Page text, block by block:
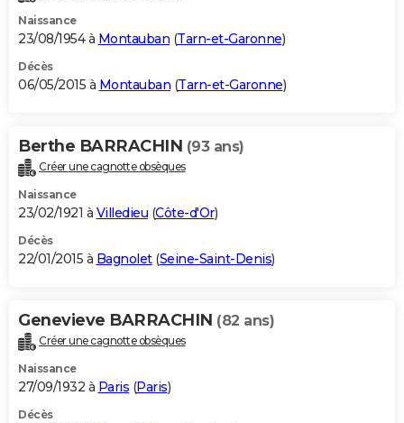
Naissance
23/08/1954 à Montauban (Tarn-et-Garonne)
Décès
06/05/2015 à Montauban (Tarn-et-Garonne)
Berthe BARRACHIN (93 ans)
Créer une cagnotte obsèques
Naissance
23/02/1921 à Villedieu (Côte-d'Or)
Décès
22/01/2015 à Bagnolet(Seine-Saint-Denis)
Genevieve BARRACHIN (82 ans)
Créer une cagnotte obsèques
Naissance
27/09/1932 à Paris (Paris)
Décès